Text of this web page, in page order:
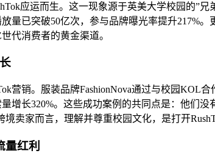
应运而生。这一现象源于英美大学校园的”
量已突破50亿次，参与品牌曝光率提升217%
代消费者的黄金渠道。
营销。服装品牌FashionNova通过与校园KOL
增长320%。这些成功案例的共同点是：他们
卖家而言，理解并尊重校园文化，是打开
量红利